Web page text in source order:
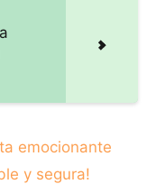
emocionante
y segura!